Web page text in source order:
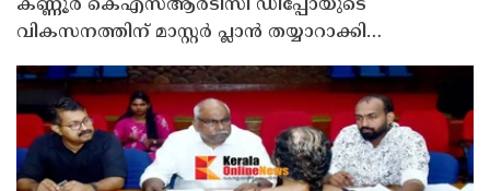
കണ്ണൂർ കെഎസ്ആർടിസി ഡിപ്പോയുടെ
വികസനത്തിന് മാസ്റ്റർ പ്ലാൻ തയ്യാറാക്കി